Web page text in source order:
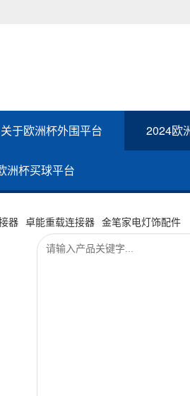
关于欧洲杯外围平台 2024欧
洲杯买球平台
器 卓能重载连接器 金笔家电灯饰配件